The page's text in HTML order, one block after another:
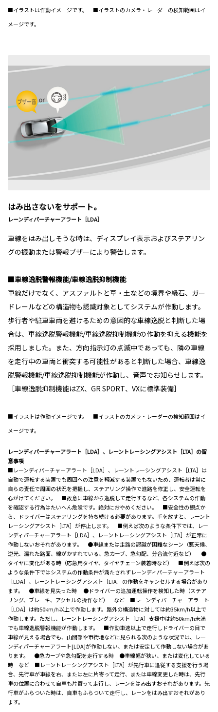
■イラストは作動イメージです。 ■イラストのカメラ・レーダーの検知範囲はイ
メージです。
はみ出さないをサポート。
レーンディパーチャーアラート［LDA］
車線をはみ出しそうな時は、ディスプレイ表示およびステアリン
グの振動または警報ブザーにより警告します。
■車線逸脱警報機能/車線逸脱抑制機能
車線だけでなく、アスファルトと草・土などの境界や縁石、ガー
ドレールなどの構造物も認識対象としてシステムが作動します。
歩行者や駐車車両を避けるための意図的な車線逸脱と判断した場
合は、車線逸脱警報機能/車線逸脱抑制機能の作動を抑える機能を
採用しました。また、方向指示灯の点滅中であっても、隣の車線
を走行中の車両と衝突する可能性があると判断した場合、車線逸
脱警報機能/車線逸脱抑制機能が作動し、音声でお知らせします。
［車線逸脱抑制機能はZX、GR SPORT、VXに標準装備］
■イラストは作動イメージです。 ■イラストのカメラ・レーダーの検知範囲はイ
メージです。
レーンディパーチャーアラート［LDA］、レーントレーシングアシスト［LTA］の留
意事項
■レーンディパーチャーアラート［LDA］、レーントレーシングアシスト［LTA］は
自動で運転する装置でも周囲への注意を軽減する装置でもないため、運転者は常に
自らの責任で周囲の状況を把握し、ステアリング操作で進路を修正し、安全運転を
心がけてください。 ■故意に車線から逸脱して走行するなど、各システムの作動
を確認する行為はたいへん危険です。絶対におやめください。 ■安全性の観点か
ら、ドライバーはステアリングを持ち続ける必要があります。手を放すと、レーント
レーシングアシスト［LTA］が停止します。 ■例えば次のような条件下では、レー
ンディパーチャーアラート［LDA］、レーントレーシングアシスト［LTA］が正常に
作動しないおそれがあります。 ●車線または走路の認識が困難なシーン（悪天候、
逆光、濡れた路面、線がかすれている、急カーブ、急勾配、分合流付近など） ●
タイヤに変化がある時（応急用タイヤ、タイヤチェーン装着時など） ■例えば次の
ような条件下ではシステムの作動条件が満たされずレーンディパーチャーアラート
［LDA］、レーントレーシングアシスト［LTA］の作動をキャンセルする場合があり
ます。 ●車線を見失った時 ●ドライバーの追加運転操作を検知した時（ステア
リング、ブレーキ、アクセルの操作など） など ■レーンディパーチャーアラート
［LDA］は約50km/h以上で作動します。路外の構造物に対しては約35km/h以上で
作動します。ただし、レーントレーシングアシスト［LTA］支援中は約50km/h未満
でも車線逸脱警報機能が作動します。 ■作動車速以上で走行しドライバーの目で
車線が見える場合でも、山間部や市街地などに見られる次のような状況では、レー
ンディパーチャーアラート[LDA]が作動しない、または安定して作動しない場合があ
ります。 ●急カーブや急勾配を走行する時 ●車線幅が狭い、または変化している
時 など ■レーントレーシングアシスト［LTA］が先行車に追従する支援を行う場
合、先行車が車線を右、または左に片寄って走行、または車線変更した時は、先行
車の位置に合わせて自車も片寄って走行し、レーンをはみ出すおそれがあります。先
行車がふらついた時は、自車もふらついて走行し、レーンをはみ出すおそれがあり
ます。